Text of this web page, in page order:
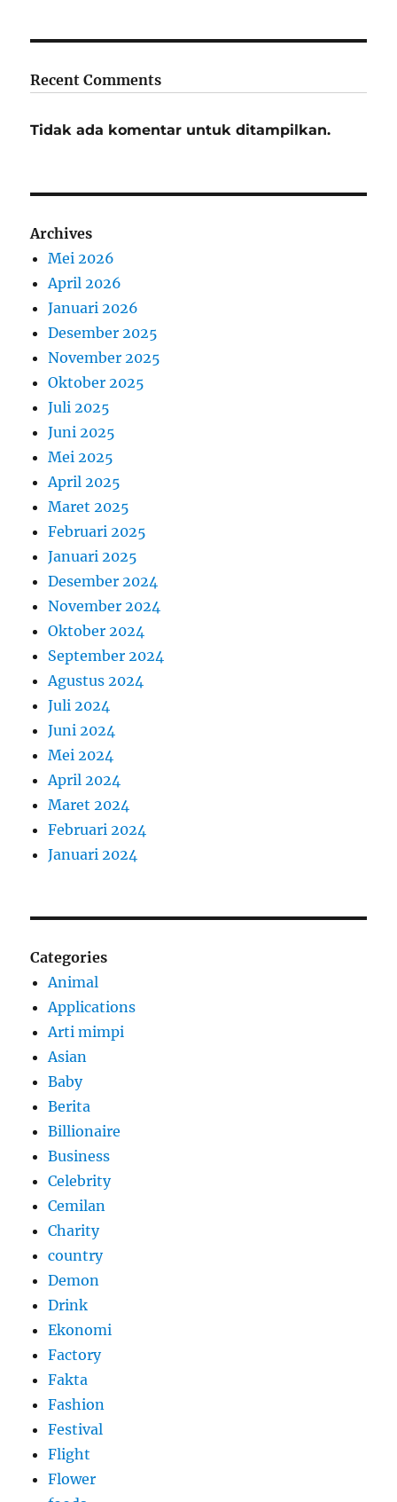
Recent Comments
Tidak ada komentar untuk ditampilkan.
Archives
Mei 2026
April 2026
Januari 2026
Desember 2025
November 2025
Oktober 2025
Juli 2025
Juni 2025
Mei 2025
April 2025
Maret 2025
Februari 2025
Januari 2025
Desember 2024
November 2024
Oktober 2024
September 2024
Agustus 2024
Juli 2024
Juni 2024
Mei 2024
April 2024
Maret 2024
Februari 2024
Januari 2024
Categories
Animal
Applications
Arti mimpi
Asian
Baby
Berita
Billionaire
Business
Celebrity
Cemilan
Charity
country
Demon
Drink
Ekonomi
Factory
Fakta
Fashion
Festival
Flight
Flower